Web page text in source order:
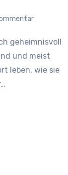
und meist
leben, wie sie